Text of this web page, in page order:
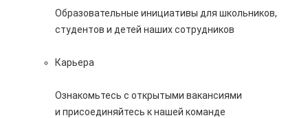
Образовательные инициативы для школьников,
студентов и детей наших сотрудников
Карьера
Ознакомьтесь с открытыми вакансиями
и присоединяйтесь к нашей команде